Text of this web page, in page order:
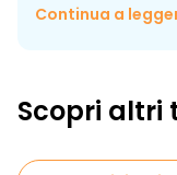
Passeggiando per il
austro-ungariche
gratuito di Požega
ospitalità, la cucina
Continua a
Scopri altri